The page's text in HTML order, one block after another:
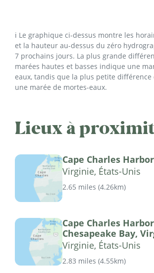
ℹ️ Le graphique ci-dessus montre les
et la hauteur au-dessus du zéro
7 prochains jours. La plus grande
marées hautes et basses indique une
eaux, tandis que la plus petite différence
une marée de mortes-eaux.
Lieux à
Cape Charles Harbor
Virginie, États-Unis
2.65 miles (4.26km)
Cape Charles
Chesapeake Bay,
Virginie, États-Unis
2.83 miles (4.55km)